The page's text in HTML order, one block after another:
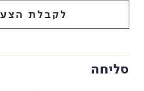
לקבלת
סליחה